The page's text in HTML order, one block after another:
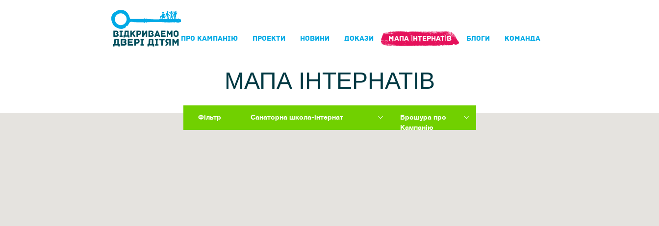
ПРО КАМПАНIЮ ПРОЕКТИ НОВИНИ ДОКАЗИ МАПА ІНТЕРНАТІВ БЛОГИ КОМАНДА
МАПА ІНТЕРНАТІВ
Фільтр Санаторна школа-інтернат
Брошура про
Кампанію